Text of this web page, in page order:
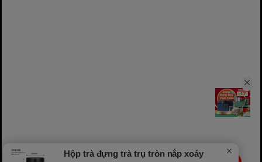
Hộp trà đựng trà trụ tròn nắp xoáy